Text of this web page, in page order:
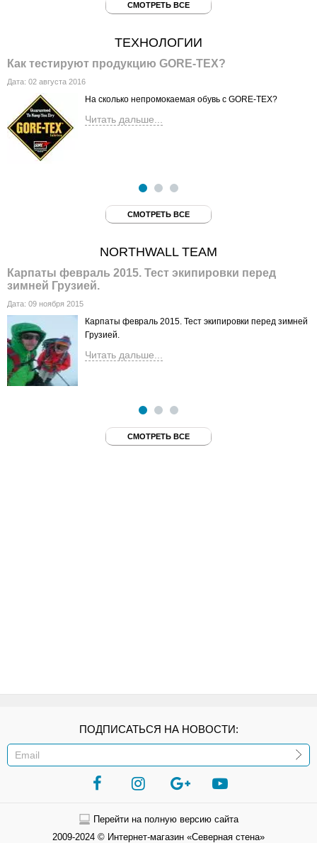
СМОТРЕТЬ ВСЕ
ТЕХНОЛОГИИ
Как тестируют продукцию GORE-TEX?
Дата: 02 августа 2016
На сколько непромокаемая обувь с GORE-TEX?
Читать дальше...
СМОТРЕТЬ ВСЕ
NORTHWALL TEAM
Карпаты февраль 2015. Тест экипировки перед
зимней Грузией.
Дата: 09 ноября 2015
Карпаты февраль 2015. Тест экипировки перед зимней
Грузией.
Читать дальше...
СМОТРЕТЬ ВСЕ
ПОДПИСАТЬСЯ НА НОВОСТИ:
Перейти на полную версию сайта
2009-2024 © Интернет-магазин «Северная стена»